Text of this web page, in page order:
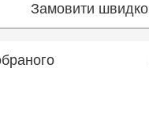
Замовити швидко